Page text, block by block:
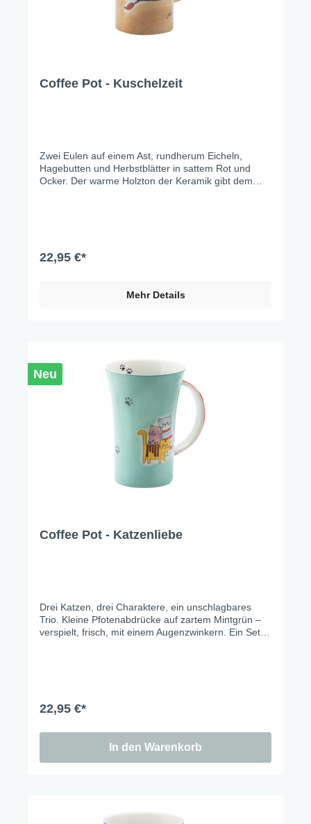
Coffee Pot - Kuschelzeit
Zwei Eulen auf einem Ast, rundherum Eicheln,
Hagebutten und Herbstblätter in sattem Rot und
Ocker. Der warme Holzton der Keramik gibt dem
22,95 €*
Mehr Details
Neu
Coffee Pot - Katzenliebe
Drei Katzen, drei Charaktere, ein unschlagbares
Trio. Kleine Pfotenabdrücke auf zartem Mintgrün –
verspielt, frisch, mit einem Augenzwinkern. Ein Set,
22,95 €*
In den Warenkorb